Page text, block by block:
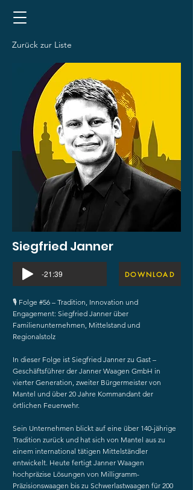
Zurück zur Liste
Siegfried Janner
-21:39 DOWNLOAD
🎙 Folge #56 – Tradition, Innovation und
Engagement: Siegfried Janner über
Familienunternehmen, Mittelstand und
Regionalstolz
In dieser Folge ist Siegfried Janner zu Gast –
Geschäftsführer der Janner Waagen GmbH in
vierter Generation, zweiter Bürgermeister von
Mantel und über 20 Jahre Kommandant der
örtlichen Feuerwehr.
Sein Unternehmen blickt auf eine über 140-jährige
Tradition zurück und hat sich von Mantel aus zu
einem international tätigen Mittelständler
entwickelt. Heute fertigt Janner Waagen
hochpräzise Lösungen von Milligramm-
Präzisionswaagen bis zu Schwerlastwaagen für 200